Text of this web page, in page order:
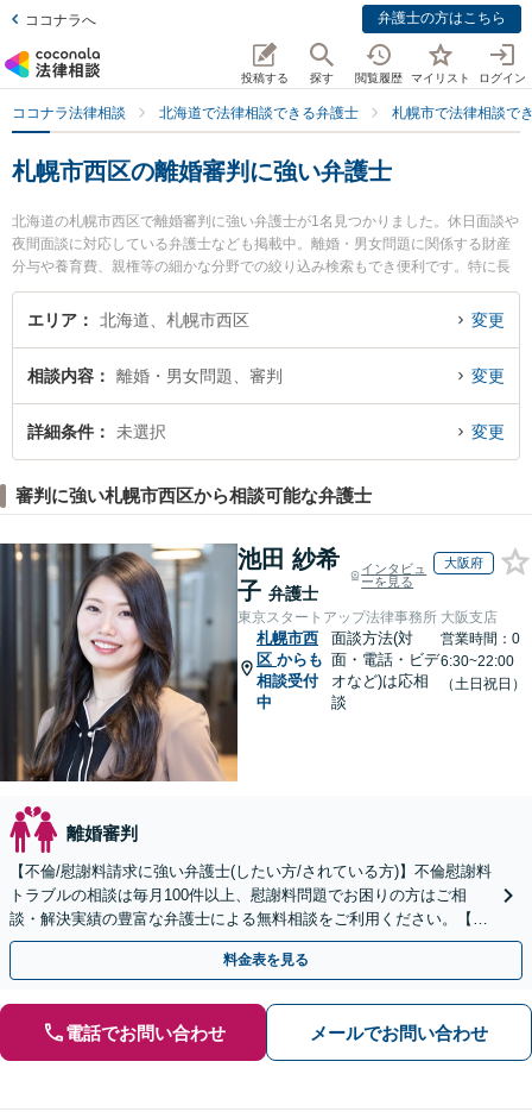
ココナラへ 弁護士の方はこちら
投稿する 探す 閲覧履歴 マイリスト ログイン
ココナラ法律相談 北海道で法律相談できる弁護士 札幌市で法律相談で
札幌市西区の離婚審判に強い弁護士
北海道の札幌市西区で離婚審判に強い弁護士が1名見つかりました。休日面談や
夜間面談に対応している弁護士なども掲載中。離婚・男女問題に関係する財産
分与や養育費、親権等の細かな分野での絞り込み検索もでき便利です。特に長
友国際法律事務所の長友 隆典弁護士のプロフィール情報や弁護士費用、強みな
どが注目されています。『札幌市西区で土日や夜間に発生した離婚審判のトラ
市西区内の弁護士に相談予約したい』などでお困りの相談者さんにおすすめで
す。
エリア 北海道、札幌市西区 変更
相談内容 離婚・男女問題、審判 変更
詳細条件 未選択 変更
審判に強い札幌市西区から相談可能な弁護士
池田 紗希
子 弁護士
インタビュ
ーを見る
大阪府
東京スタートアップ法律事務所 大阪支店
札幌市西
区 からも
相談受付
中
面談方法(対
面・電話・ビデ
オなど)は応相
談
営業時間：0
6:30~22:00
（土日祝日）
離婚審判
【不倫/慰謝料請求に強い弁護士(したい方/されている方)】不倫慰謝料
トラブルの相談は毎月100件以上、慰謝料問題でお困りの方はご相
談・解決実績の豊富な弁護士による無料相談をご利用ください。【不
倫相談は初回0円】【全国対応】
料金表を見る
電話でお問い合わせ メールでお問い合わせ